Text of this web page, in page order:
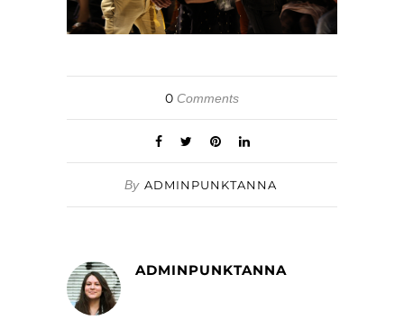
0 Comments
By ADMINPUNKTANNA
ADMINPUNKTANNA